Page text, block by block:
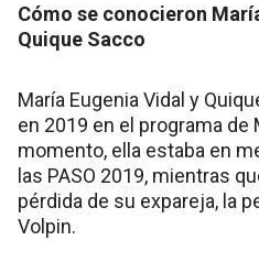
Cómo se conocieron
Quique Sacco
María Eugenia Vidal y
en 2019 en el programa de
momento, ella estaba en
las PASO 2019, mientras
pérdida de su expareja, la
Volpin.